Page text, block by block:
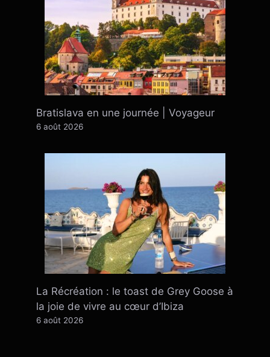
Bratislava en une journée | Voyageur
6 août 2026
La Récréation : le toast de Grey Goose à
la joie de vivre au cœur d’Ibiza
6 août 2026